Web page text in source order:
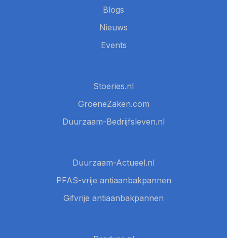
Blogs
Nieuws
Events
Stoeries.nl
GroeneZaken.com
Duurzaam-Bedrijfsleven.nl
Duurzaam-Actueel.nl
PFAS-vrije antiaanbakpannen
Gifvrije antiaanbakpannen